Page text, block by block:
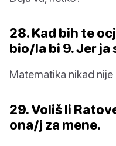
28. Kad bih te
bio/la bi 9. Jer ja
Matematika nikad
29. Voliš li
ona/j za mene.